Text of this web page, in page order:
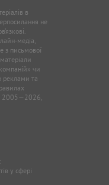
в
не
медіа,
з письмової
чи
реклами та
2005—2026,
у сфері